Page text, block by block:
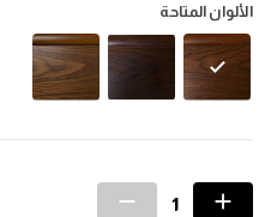
الألوان المتاحة